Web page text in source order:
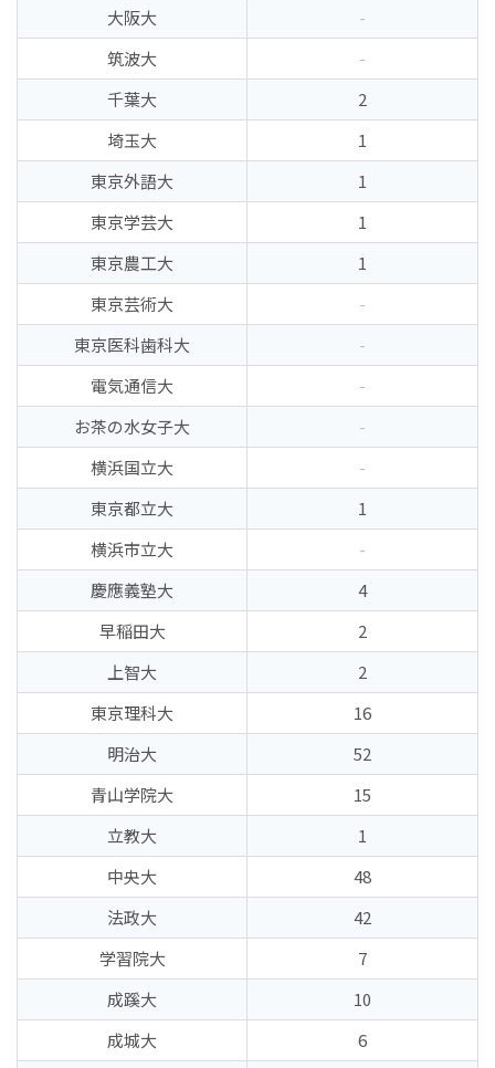
大阪大
-
筑波大
-
千葉大
2
埼玉大
1
東京外語大
1
東京学芸大
1
東京農工大
1
東京芸術大
-
東京医科歯科大
-
電気通信大
-
お茶の水女子大
-
横浜国立大
-
東京都立大
1
横浜市立大
-
慶應義塾大
4
早稲田大
2
上智大
2
東京理科大
16
明治大
52
青山学院大
15
立教大
1
中央大
48
法政大
42
学習院大
7
成蹊大
10
成城大
6